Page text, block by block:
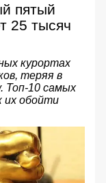
пятый
25 тысяч
курортах
теряя в
Топ-10 самых
их обойти